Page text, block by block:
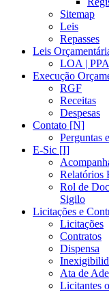
Sitemap
Leis
Repasses
Leis
LOA |
Execução
RGF
Receitas
Despesas
Contato [N]
Perguntas
E-Sic [I]
Relatórios
Rol de
Sigilo
Licitações e
Licitações
Contratos
Dispensa
Ata de
Licitantes